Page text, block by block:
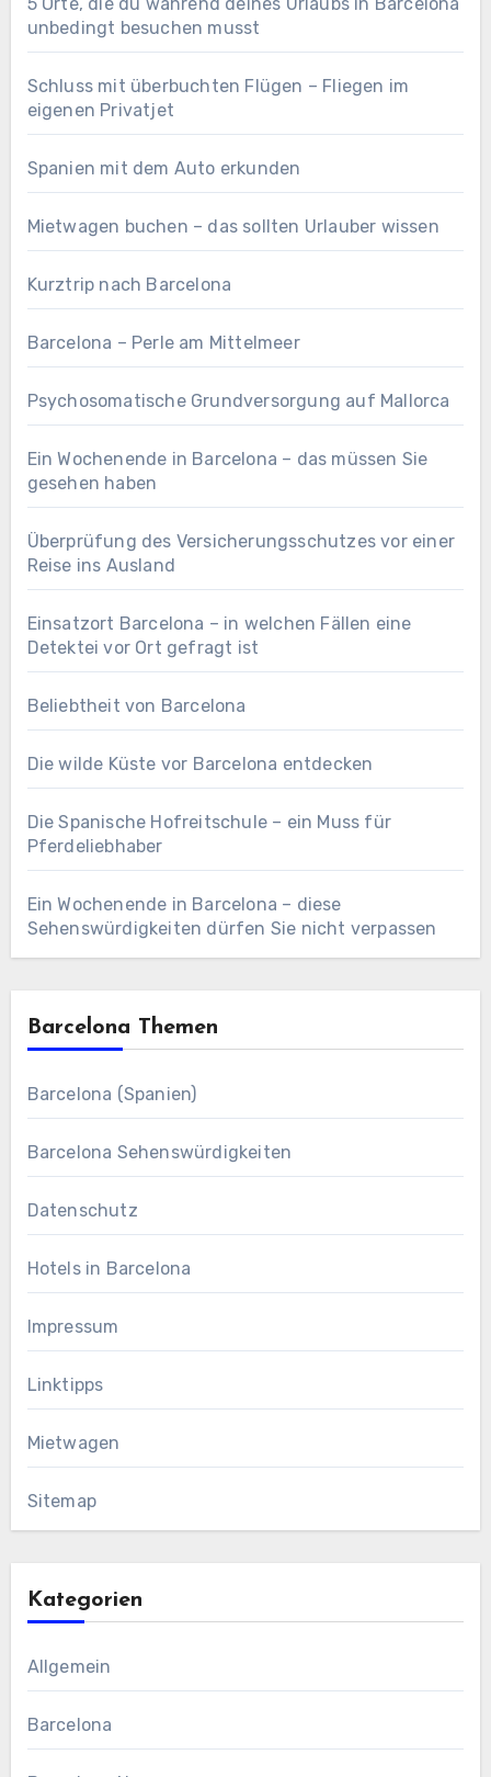
5 Orte, die du während deines Urlaubs in Barcelona
unbedingt besuchen musst
Schluss mit überbuchten Flügen – Fliegen im
eigenen Privatjet
Spanien mit dem Auto erkunden
Mietwagen buchen – das sollten Urlauber wissen
Kurztrip nach Barcelona
Barcelona – Perle am Mittelmeer
Psychosomatische Grundversorgung auf Mallorca
Ein Wochenende in Barcelona – das müssen Sie
gesehen haben
Überprüfung des Versicherungsschutzes vor einer
Reise ins Ausland
Einsatzort Barcelona – in welchen Fällen eine
Detektei vor Ort gefragt ist
Beliebtheit von Barcelona
Die wilde Küste vor Barcelona entdecken
Die Spanische Hofreitschule – ein Muss für
Pferdeliebhaber
Ein Wochenende in Barcelona – diese
Sehenswürdigkeiten dürfen Sie nicht verpassen
Barcelona Themen
Barcelona (Spanien)
Barcelona Sehenswürdigkeiten
Datenschutz
Hotels in Barcelona
Impressum
Linktipps
Mietwagen
Sitemap
Kategorien
Allgemein
Barcelona